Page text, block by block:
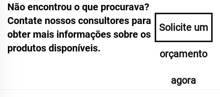
Não encontrou o que procurava?
Contate nossos consultores para
obter mais informações sobre os
produtos disponíveis.
Solicite um
orçamento
agora